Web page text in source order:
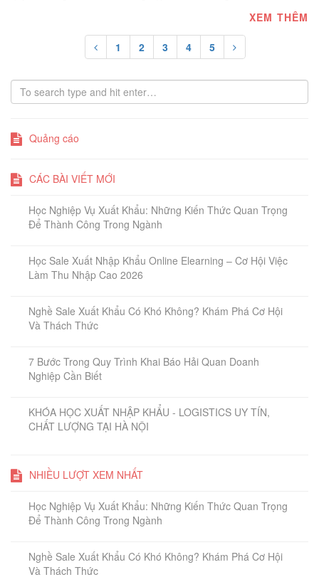
XEM THÊM
1 2 3 4 5
Quảng cáo
CÁC BÀI VIẾT MỚI
Học Nghiệp Vụ Xuất Khẩu: Những Kiến Thức Quan Trọng
Để Thành Công Trong Ngành
Học Sale Xuất Nhập Khẩu Online Elearning – Cơ Hội Việc
Làm Thu Nhập Cao 2026
Nghề Sale Xuất Khẩu Có Khó Không? Khám Phá Cơ Hội
Và Thách Thức
7 Bước Trong Quy Trình Khai Báo Hải Quan Doanh
Nghiệp Cần Biết
KHÓA HỌC XUẤT NHẬP KHẨU - LOGISTICS UY TÍN,
CHẤT LƯỢNG TẠI HÀ NỘI
NHIỀU LƯỢT XEM NHẤT
Học Nghiệp Vụ Xuất Khẩu: Những Kiến Thức Quan Trọng
Để Thành Công Trong Ngành
Nghề Sale Xuất Khẩu Có Khó Không? Khám Phá Cơ Hội
Và Thách Thức